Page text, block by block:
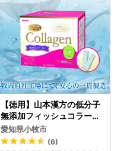
【徳用】山本漢方の低分子
無添加フィッシュコラーゲ
ン100％（合計125スティ
ック）[027Y04]
愛知県小牧市
(6)